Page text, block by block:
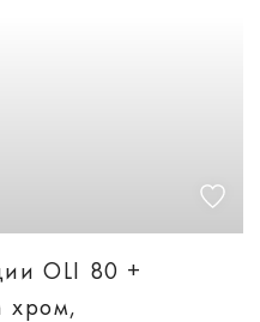
OLI 80 +
хром,